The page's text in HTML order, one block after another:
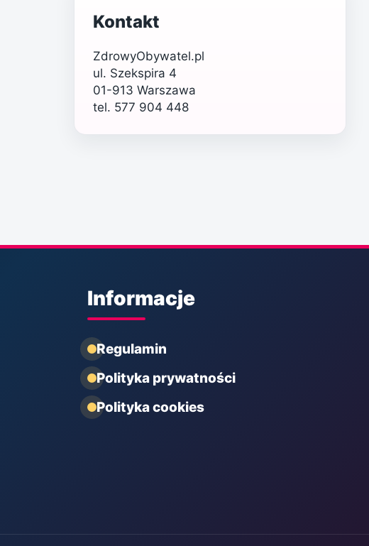
Kontakt
ZdrowyObywatel.pl
ul. Szekspira 4
01-913 Warszawa
tel. 577 904 448
Informacje
Regulamin
Polityka prywatności
Polityka cookies